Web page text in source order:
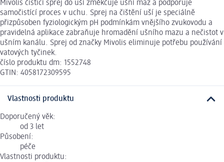
Mivolis čisticí sprej do uší změkčuje ušní maz a podporuje
samočistící proces v uchu. Sprej na čištění uší je speciálně
přizpůsoben fyziologickým pH podmínkám vnějšího zvukovodu a
pravidelná aplikace zabraňuje hromadění ušního mazu a nečistot v
ušním kanálu. Sprej od značky Mivolis eliminuje potřebu používání
vatových tyčinek.
číslo produktu dm: 1552748
GTIN: 4058172309595
Vlastnosti produktu
Doporučený věk:
od 3 let
Působení:
péče
Vlastnosti produktu: